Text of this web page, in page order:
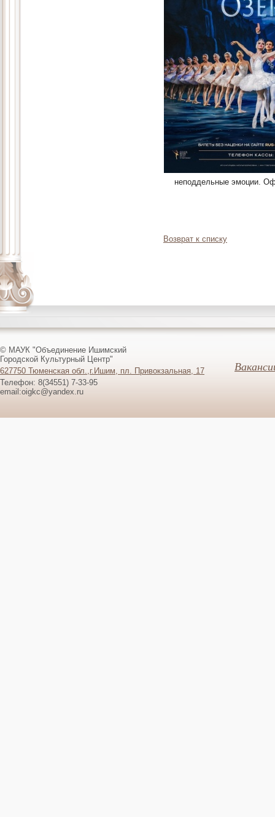
неподдельные эмоции.
Возврат к списку
© МАУК "Объединение Ишимский
Городской Культурный Центр"
627750 Тюменская обл.,г.Ишим, пл. Привокзальная, 17
Телефон: 8(34551) 7-33-95
email:oigkc@yandex.ru